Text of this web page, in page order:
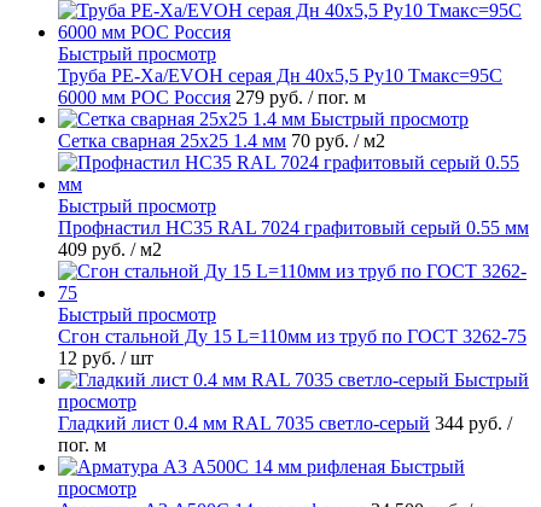
Быстрый просмотр
Труба PE-Xa/EVOH серая Дн 40х5,5 Ру10 Тмакс=95C
6000 мм РОС Россия 279 руб. / пог. м
Быстрый просмотр
Сетка сварная 25х25 1.4 мм 70 руб. / м2
Быстрый просмотр
Профнастил НС35 RAL 7024 графитовый серый 0.55 мм
409 руб. / м2
Быстрый просмотр
Сгон стальной Ду 15 L=110мм из труб по ГОСТ 3262-75
12 руб. / шт
Быстрый
просмотр
Гладкий лист 0.4 мм RAL 7035 светло-серый 344 руб. /
пог. м
Быстрый
просмотр